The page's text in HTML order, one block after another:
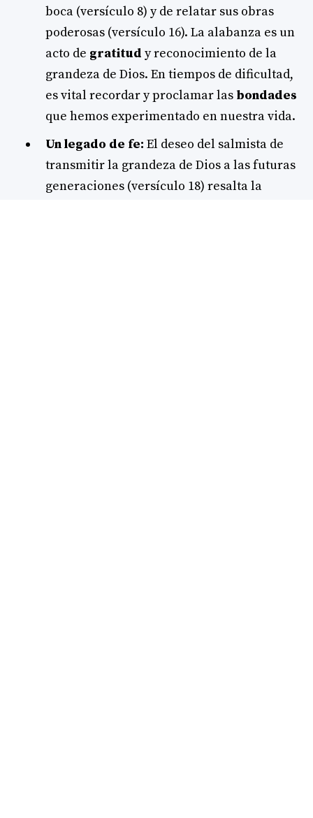
boca (versículo 8) y de relatar sus obras
poderosas (versículo 16). La alabanza es un
acto de gratitud y reconocimiento de la
grandeza de Dios. En tiempos de dificultad,
es vital recordar y proclamar las bondades
que hemos experimentado en nuestra vida.
Un legado de fe: El deseo del salmista de
transmitir la grandeza de Dios a las futuras
generaciones (versículo 18) resalta la